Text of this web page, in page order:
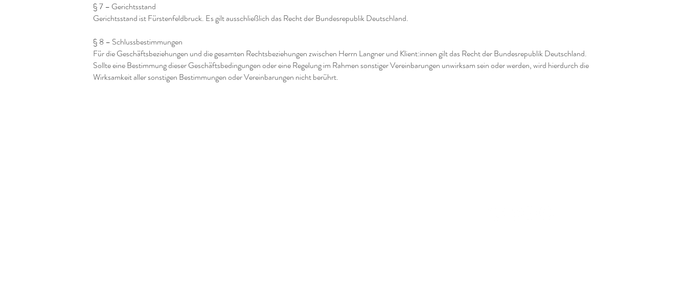
§ 7 – Gerichtsstand
Gerichtsstand ist Fürstenfeldbruck. Es gilt ausschließlich das Recht der Bundesrepublik Deutschland.
§ 8 – Schlussbestimmungen
Für die Geschäftsbeziehungen und die gesamten Rechtsbeziehungen zwischen Herrn Langner und Klient:innen gilt das Recht der Bundesrepublik Deutschland.
Sollte eine Bestimmung dieser Geschäftsbedingungen oder eine Regelung im Rahmen sonstiger Vereinbarungen unwirksam sein oder werden, wird hierdurch die
Wirksamkeit aller sonstigen Bestimmungen oder Vereinbarungen nicht berührt.